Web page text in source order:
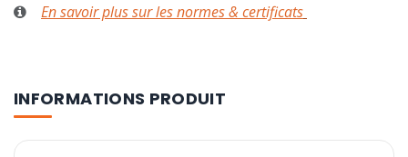
En savoir plus sur les normes & certificats
INFORMATIONS PRODUIT